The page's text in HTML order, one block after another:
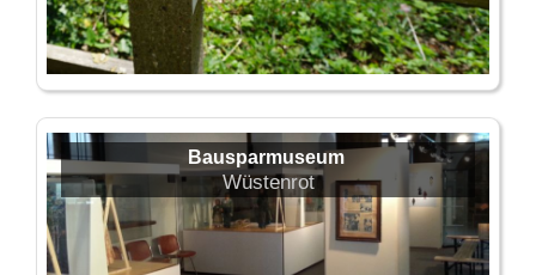
Bausparmuseum
Wüstenrot